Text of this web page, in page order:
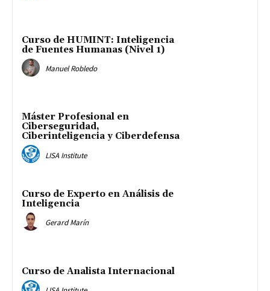
Curso de HUMINT: Inteligencia
de Fuentes Humanas (Nivel 1)
Manuel Robledo
Máster Profesional en
Ciberseguridad,
Ciberinteligencia y Ciberdefensa
LISA Institute
Curso de Experto en Análisis de
Inteligencia
Gerard Marín
Curso de Analista Internacional